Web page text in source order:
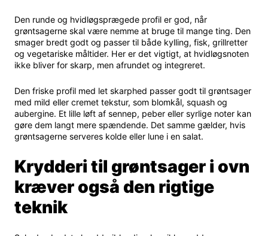
Den runde og hvidløgsprægede profil er god, når
grøntsagerne skal være nemme at bruge til mange ting. Den
smager bredt godt og passer til både kylling, fisk, grillretter
og vegetariske måltider. Her er det vigtigt, at hvidløgsnoten
ikke bliver for skarp, men afrundet og integreret.
Den friske profil med let skarphed passer godt til grøntsager
med mild eller cremet tekstur, som blomkål, squash og
aubergine. Et lille løft af sennep, peber eller syrlige noter kan
gøre dem langt mere spændende. Det samme gælder, hvis
grøntsagerne serveres kolde eller lune i en salat.
Krydderi til grøntsager i ovn
kræver også den rigtige
teknik